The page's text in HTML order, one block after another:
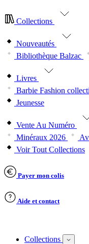
Collections
Nouveautés
Bibliothèque Balzac
Livres
Barbie Fashion
Jeunesse
Vente Au Numéro
Minéraux 2026
Voir Tout Collections
Payer mon colis
Aide et contact
Collections